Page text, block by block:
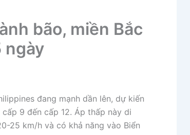
bão, miền Bắc
ngày
đang mạnh dần lên, dự kiến
9 đến cấp 12. Áp thấp này di
25 km/h và có khả năng vào Biển